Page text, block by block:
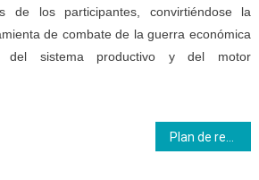
de los participantes, convirtiéndose la
de combate de la guerra económica
del sistema productivo y del motor